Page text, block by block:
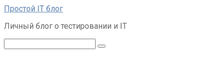
Перейти
контенту
Простой IT блог
Личный блог о тестировании и IT